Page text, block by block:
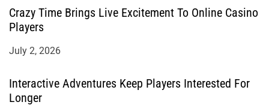
Crazy Time Brings Live Excitement To Online Casino
Players
July 2, 2026
Interactive Adventures Keep Players Interested For
Longer